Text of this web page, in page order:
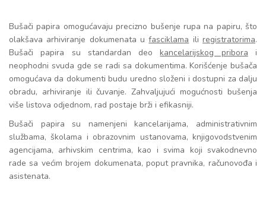
Bušači papira omogućavaju precizno bušenje rupa na papiru, što
olakšava arhiviranje dokumenata ufasciklama iliregistratorima.
Bušači papira su standardan deokancelarijskog pribora i
neophodni svuda gde se radi sa dokumentima. Korišćenje bušača
omogućava da dokumenti budu uredno složeni i dostupni za dalju
obradu, arhiviranje ili čuvanje. Zahvaljujući mogućnosti bušenja
više listova odjednom, rad postaje brži i efikasniji.
Bušači papira su namenjeni kancelarijama, administrativnim
službama, školama i obrazovnim ustanovama, knjigovodstvenim
agencijama, arhivskim centrima, kao i svima koji svakodnevno
rade sa većim brojem dokumenata, poput pravnika, računovođa i
asistenata.